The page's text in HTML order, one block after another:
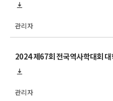
관리자
2024 제67회 전국역사학대회
관리자